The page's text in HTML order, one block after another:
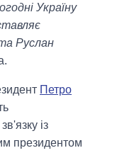
Україну
Руслан
Петро
із
президентом